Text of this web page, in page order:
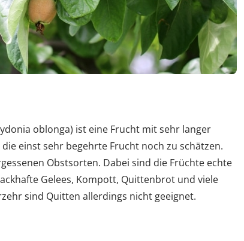
oblonga) ist eine Frucht mit sehr langer
einst sehr begehrte Frucht noch zu schätzen.
Obstsorten. Dabei sind die Früchte echte
Gelees, Kompott, Quittenbrot und viele
sind Quitten allerdings nicht geeignet.